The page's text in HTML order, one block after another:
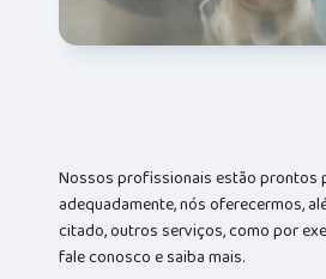
Nossos profissionais estão prontos
adequadamente, nós oferecermos,
citado, outros serviços, como por
fale conosco e saiba mais.